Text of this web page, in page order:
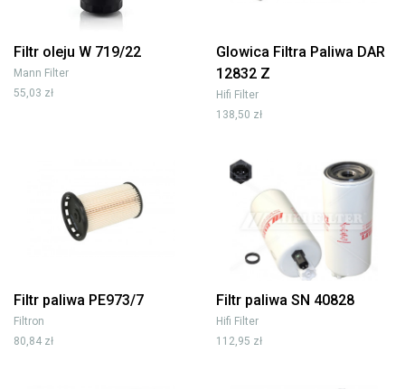
Filtr oleju W 719/22
Mann Filter
55,03 zł
Glowica Filtra Paliwa DAR
12832 Z
Hifi Filter
138,50 zł
Filtr paliwa PE973/7
Filtron
80,84 zł
Filtr paliwa SN 40828
Hifi Filter
112,95 zł